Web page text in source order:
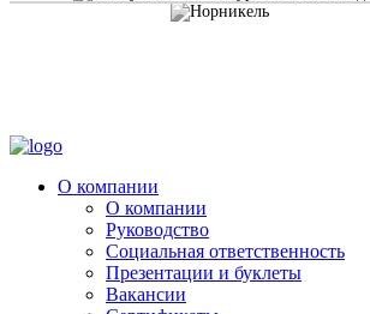
О компании
О компании
Руководство
Социальная ответственность
Презентации и буклеты
Вакансии